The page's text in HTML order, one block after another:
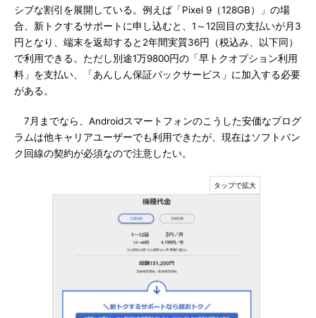
シブな割引を展開している。例えば「Pixel 9（128GB）」の場
合、新トクするサポートに申し込むと、1～12回目の支払いが月3
円となり、端末を返却すると2年間実質36円（税込み、以下同）
で利用できる。ただし別途1万9800円の「早トクオプション利用
料」を支払い、「あんしん保証パックサービス」に加入する必要
がある。
7月までなら、Androidスマートフォンのこうした安価なプログ
ラムは他キャリアユーザーでも利用できたが、現在はソフトバン
ク回線の契約が必須なので注意したい。